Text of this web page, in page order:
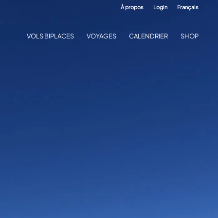
À propos Login Français
VOLS BIPLACES VOYAGES CALENDRIER SHOP